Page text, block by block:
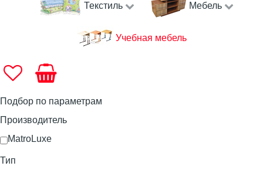
Текстиль Мебель
Учебная мебель
Подбор по параметрам
Производитель
MatroLuxe
Тип